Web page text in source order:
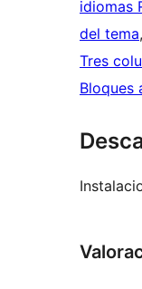
idiomas
del tema,
Tres
Bloques